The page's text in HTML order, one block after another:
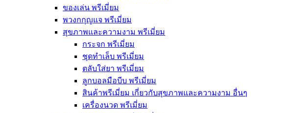
ของเล่น พรีเมี่ยม
พวงกกุญแจ พรีเมี่ยม
สุขภาพและความงาม พรีเมี่ยม
กระจก พรีเมี่ยม
ชุดทำเล็บ พรีเมี่ยม
ตลับใส่ยา พรีเมี่ยม
ลูกบอลมือบีบ พรีเมี่ยม
สินค้าพรีเมี่ยม เกี่ยวกับสุขภาพและความงาม อื่นๆ
เครื่องนวด พรีเมี่ยม